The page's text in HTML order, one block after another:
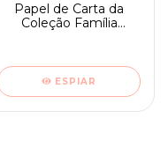
Papel de Carta da
Coleção Família
ESPIAR